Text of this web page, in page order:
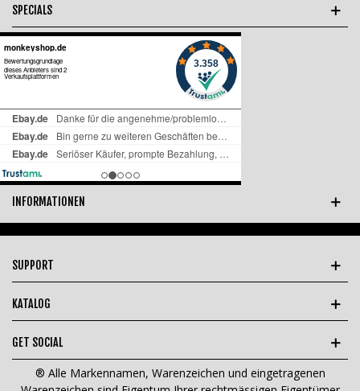
SPECIALS
INFORMATIONEN
SUPPORT
KATALOG
GET SOCIAL
® Alle Markennamen, Warenzeichen und eingetragenen